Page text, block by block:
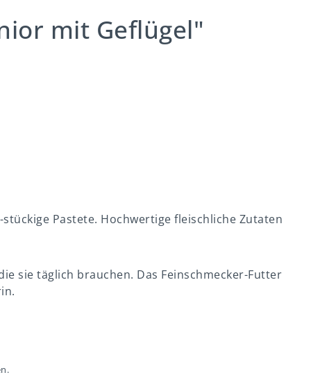
mit Geflügel"
Pastete. Hochwertige fleischliche Zutaten
sie täglich brauchen. Das Feinschmecker-Futter